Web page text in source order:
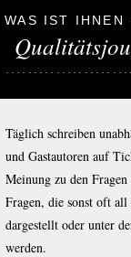
WAS IST IHNEN
Täglich schreiben
und Gastautoren auf
Meinung zu den
Fragen, die sonst oft
dargestellt oder unter
werden.